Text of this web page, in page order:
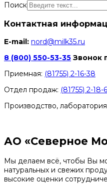
Поиск
Контактная
E-mail: nord@milk35.ru
8 (800) 550-53-35 Звонок
Приемная: (81755) 2-16-38
Отдел продаж: (81755) 2-18-
Производство,
АО «Северное
Мы делаем всё, чтобы Вы
натуральных и свежих
высокие оценки